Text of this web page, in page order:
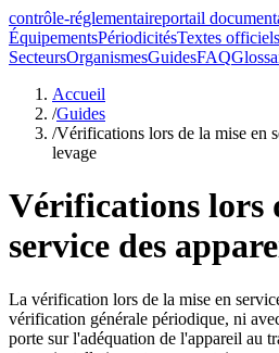
contrôle-réglementaireportail
ÉquipementsPériodicitésTextes officiels
SecteursOrganismesGuidesFAQ
Accueil
/Guides
/Vérifications lors de la mise en
levage
Vérifications lors
service des
La vérification lors de la mise en
vérification générale périodique, ni
porte sur l'adéquation de l'appareil au